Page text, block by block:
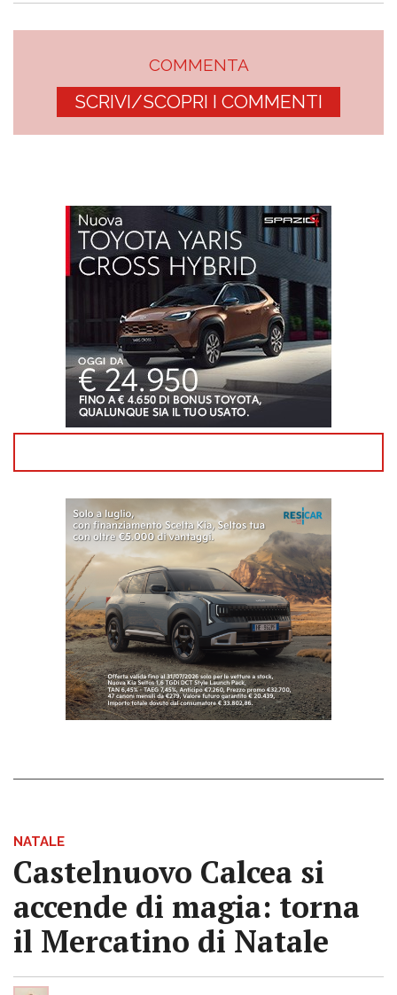
COMMENTA
SCRIVI/SCOPRI I COMMENTI
NATALE
Castelnuovo Calcea si
accende di magia: torna
il Mercatino di Natale